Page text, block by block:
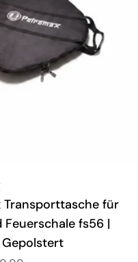
Transporttasche für
fs56 |